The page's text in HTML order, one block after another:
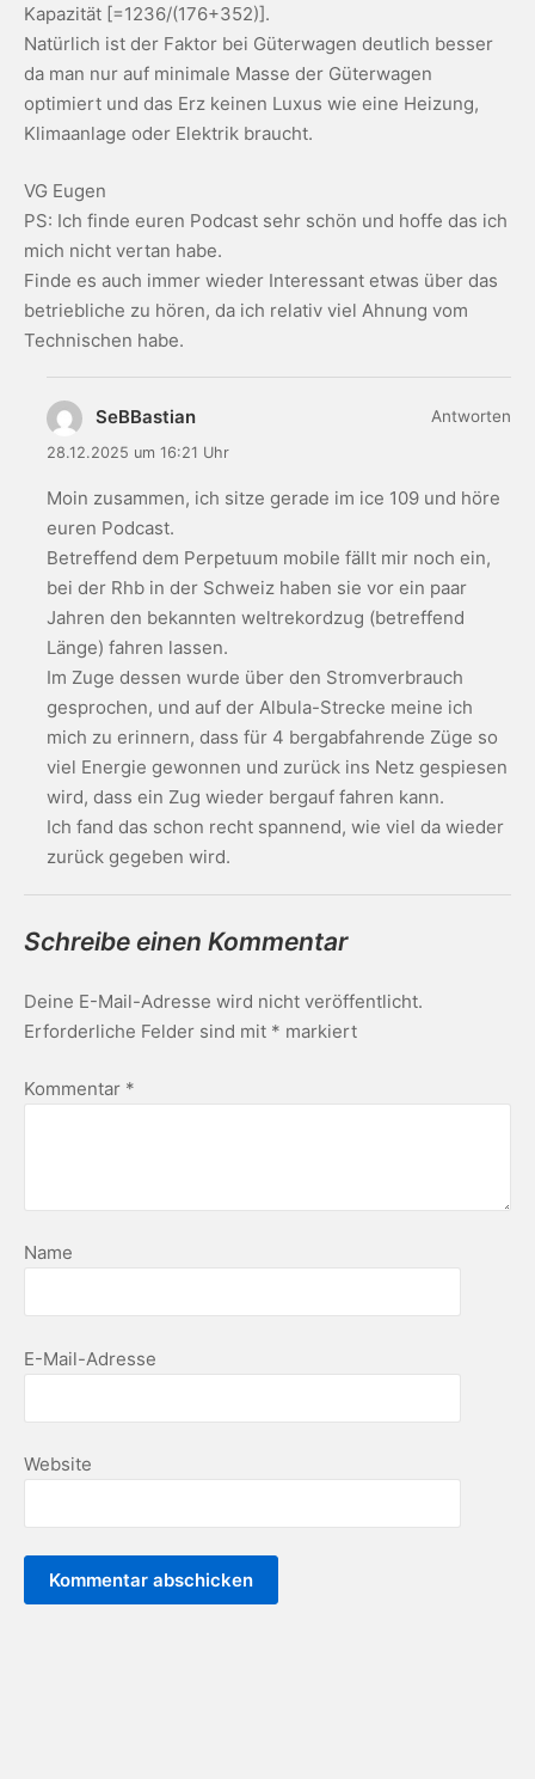
Kapazität [=1236/(176+352)].
Natürlich ist der Faktor bei Güterwagen deutlich besser
da man nur auf minimale Masse der Güterwagen
optimiert und das Erz keinen Luxus wie eine Heizung,
Klimaanlage oder Elektrik braucht.
VG Eugen
PS: Ich finde euren Podcast sehr schön und hoffe das ich
mich nicht vertan habe.
Finde es auch immer wieder Interessant etwas über das
betriebliche zu hören, da ich relativ viel Ahnung vom
Technischen habe.
SeBBastian
28.12.2025 um 16:21 Uhr
Moin zusammen, ich sitze gerade im ice 109 und höre
euren Podcast.
Betreffend dem Perpetuum mobile fällt mir noch ein,
bei der Rhb in der Schweiz haben sie vor ein paar
Jahren den bekannten weltrekordzug (betreffend
Länge) fahren lassen.
Im Zuge dessen wurde über den Stromverbrauch
gesprochen, und auf der Albula-Strecke meine ich
mich zu erinnern, dass für 4 bergabfahrende Züge so
viel Energie gewonnen und zurück ins Netz gespiesen
wird, dass ein Zug wieder bergauf fahren kann.
Ich fand das schon recht spannend, wie viel da wieder
zurück gegeben wird.
Antworten
Schreibe einen Kommentar
Deine E-Mail-Adresse wird nicht veröffentlicht.
Erforderliche Felder sind mit * markiert
Kommentar *
Name
E-Mail-Adresse
Website